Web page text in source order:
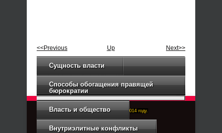
<<Previous Up Next>>
Сущность власти
Способы обогащения правящей
бюрократии
Власть и общество
Внутриэлитные конфликты
Right-Dexter-ПРАВЫЙ ФРОНТ. Основан в 2014 году.
Связь с администрацией